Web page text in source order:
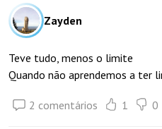
Zayden
Teve tudo, menos o limite
Quando não aprendemos a ter
2 comentários 1 0